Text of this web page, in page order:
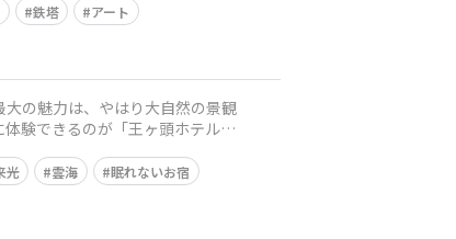
鉄塔 アート
験できるのが「王ヶ頭ホテル」
光 雲海 眠れないお宿